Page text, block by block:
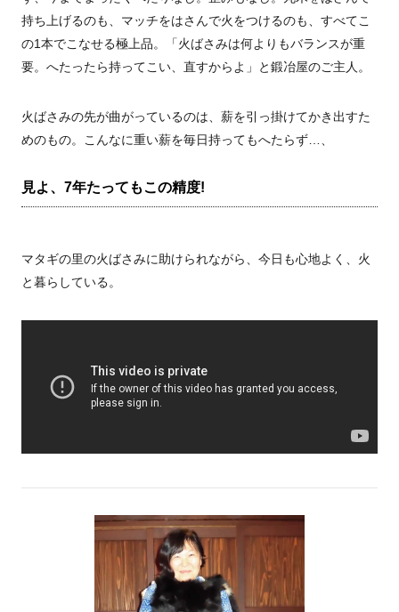
持ち上げるのも、マッチをはさんで火をつけるのも、すべてこ
の1本でこなせる極上品。「火ばさみは何よりもバランスが重
要。へたったら持ってこい、直すからよ」と鍛冶屋のご主人。
火ばさみの先が曲がっているのは、薪を引っ掛けてかき出すた
めのもの。こんなに重い薪を毎日持ってもへたらず…、
見よ、7年たってもこの精度!
マタギの里の火ばさみに助けられながら、今日も心地よく、火
と暮らしている。